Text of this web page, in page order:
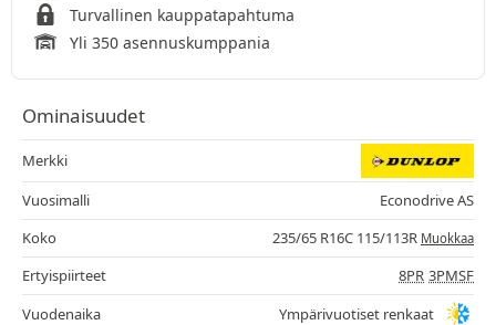
Turvallinen kauppatapahtuma
Yli 350 asennuskumppania
Ominaisuudet
Merkki
Vuosimalli
Econodrive AS
Koko
235/65 R16C 115/113R Muokkaa
Ertyispiirteet 8PR 3PMSF
Vuodenaika
Ympärivuotiset renkaat